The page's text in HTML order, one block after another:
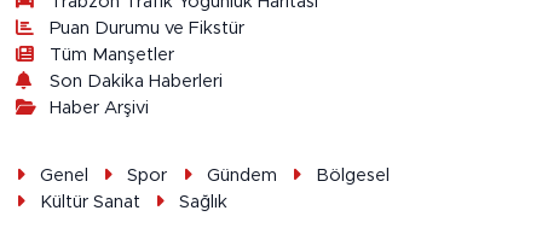
Puan Durumu ve Fikstür
Tüm Manşetler
Son Dakika Haberleri
Haber Arşivi
Genel Spor Gündem
Bölgesel
Kültür Sanat
Sağlık